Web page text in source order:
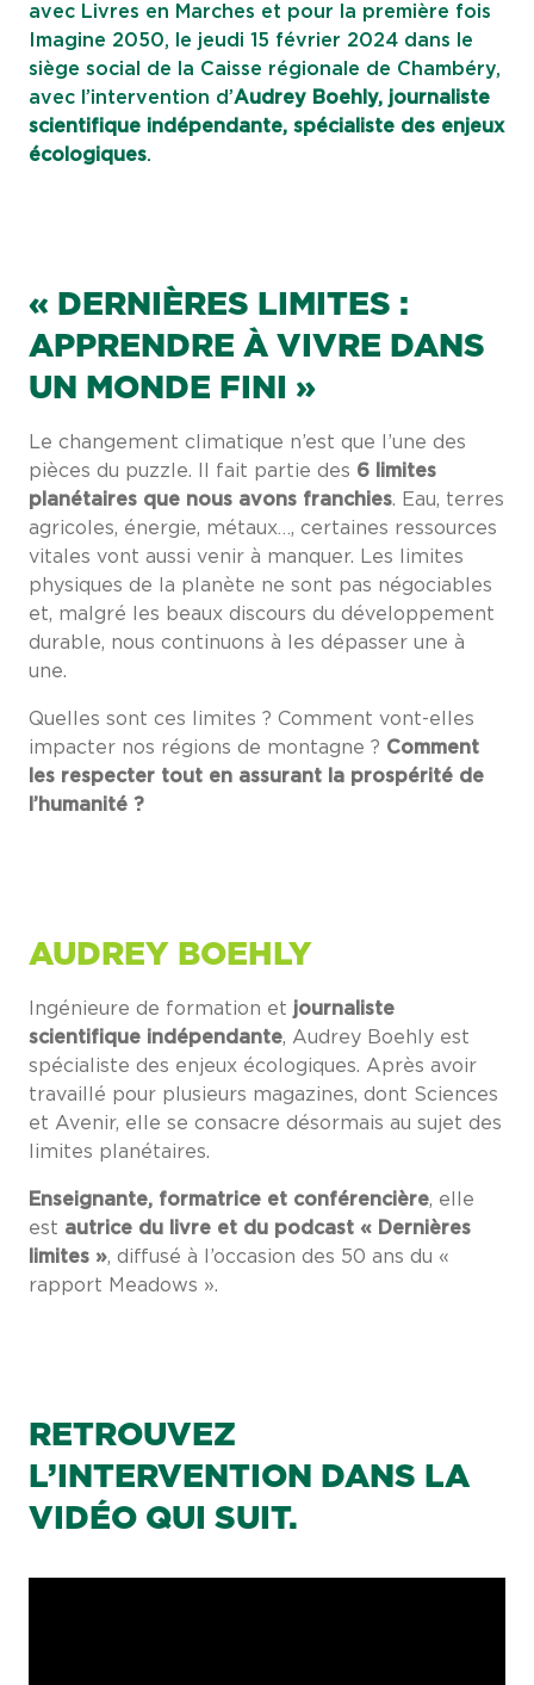
avec Livres en Marches et pour la première fois
Imagine 2050, le jeudi 15 février 2024 dans le
siège social de la Caisse régionale de Chambéry,
avec l’intervention d’Audrey Boehly, journaliste
scientifique indépendante, spécialiste des enjeux
écologiques.
« DERNIÈRES LIMITES :
APPRENDRE À VIVRE DANS
UN MONDE FINI »
Le changement climatique n’est que l’une des
pièces du puzzle. Il fait partie des 6 limites
planétaires que nous avons franchies. Eau, terres
agricoles, énergie, métaux…, certaines ressources
vitales vont aussi venir à manquer. Les limites
physiques de la planète ne sont pas négociables
et, malgré les beaux discours du développement
durable, nous continuons à les dépasser une à
une.
Quelles sont ces limites ? Comment vont-elles
impacter nos régions de montagne ? Comment
les respecter tout en assurant la prospérité de
l’humanité ?
AUDREY BOEHLY
Ingénieure de formation et journaliste
scientifique indépendante, Audrey Boehly est
spécialiste des enjeux écologiques. Après avoir
travaillé pour plusieurs magazines, dont Sciences
et Avenir, elle se consacre désormais au sujet des
limites planétaires.
Enseignante, formatrice et conférencière, elle
est autrice du livre et du podcast « Dernières
limites », diffusé à l’occasion des 50 ans du «
rapport Meadows ».
RETROUVEZ
L’INTERVENTION DANS LA
VIDÉO QUI SUIT.